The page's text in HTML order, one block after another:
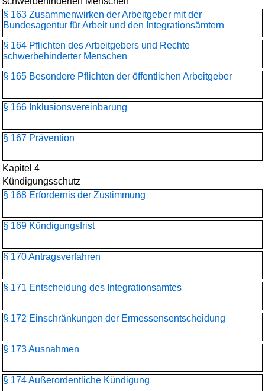
§ 163 Zusammenwirken der Arbeitgeber mit der
Bundesagentur für Arbeit und den Integrationsämtern
§ 164 Pflichten des Arbeitgebers und Rechte
schwerbehinderter Menschen
§ 165 Besondere Pflichten der öffentlichen Arbeitgeber
§ 166 Inklusionsvereinbarung
§ 167 Prävention
Kapitel 4
Kündigungsschutz
§ 168 Erfordernis der Zustimmung
§ 169 Kündigungsfrist
§ 170 Antragsverfahren
§ 171 Entscheidung des Integrationsamtes
§ 172 Einschränkungen der Ermessensentscheidung
§ 173 Ausnahmen
§ 174 Außerordentliche Kündigung